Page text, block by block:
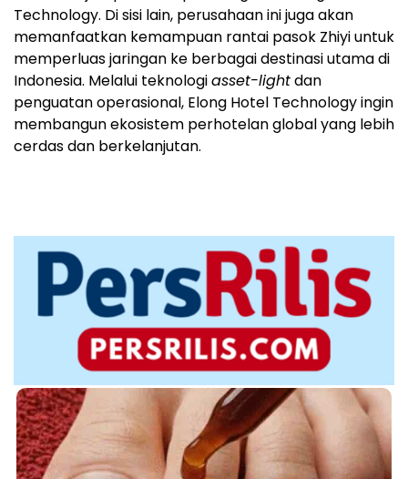
Technology. Di sisi lain, perusahaan ini juga akan
memanfaatkan kemampuan rantai pasok Zhiyi untuk
memperluas jaringan ke berbagai destinasi utama di
Indonesia. Melalui teknologiasset-lightdan
penguatan operasional, Elong Hotel Technology ingin
membangun ekosistem perhotelan global yang lebih
cerdas dan berkelanjutan.